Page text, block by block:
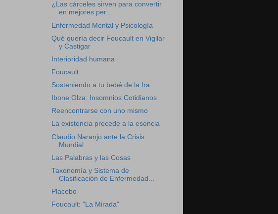
¿Las cárceles sirven para convertir
en mejores per...
Enfermedad Mental y Psicología
Qué quería decir Foucault en Vigilar
y Castigar
Interioridad humana
Foucault
Sosteniendo a tu bebé de la Ira
Ibone Olza: Insomnios Cotidianos
Reencontrarse con uno mismo
La existencia precede a la esencia
Claudio Naranjo ante la Crisis
Mundial
Las Palabras y las Cosas
Taxonomía y Sistema de
Clasificación de Enfermedad...
Placebo
Foucault: "La Mirada"